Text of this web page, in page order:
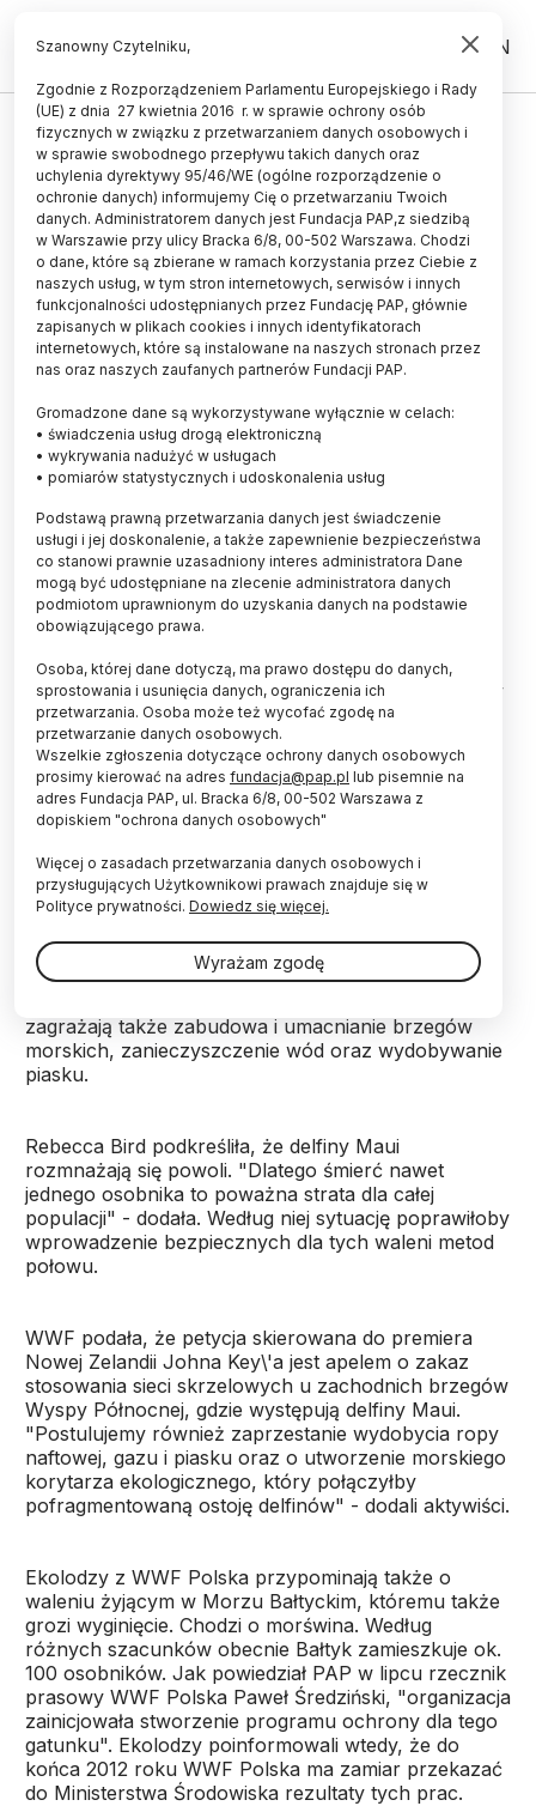
PL EN
WWF apeluje o ochronę delfinów
Maui
31.08.2012
aktualizacja: 31.08.2012
2 minuty czytania
Fot. Fotolia
Organizacja ekologiczna WWF zachęca do
podpisania się pod petycją skierowaną do
premiera Nowej Zelandii ws. ratowania
najmniejszych i najrzadszych waleni na świecie -
świecie żyje tylko 55 osobników tego gatunku.
Cytowana przez organizację Rebecca Bird z
nowozelandzkiego WWF wyjaśniła, drastyczny
przyłowem, czyli zaplątywaniem się waleni w sieci
rybackie. "Populacja została zdziesiątkowana, gdy w
rybołówstwie zaczęto stosować sieci skrzelowe (...)
Delfiny nie są w stanie wykryć cienkich, delikatnych
sieci i padają ofiarą przyłowu" - dodała Bird.
Ekolodzy przypomnieli, że w latach 70. u
zachodnich wybrzeży nowozelandzkiej Wyspy
Północnej żyło ponad 1500 delfinów Maui. Alarmują,
że przedstawiciele tego gatunku mogą wyginąć już
który realizowany jest od 2008 roku, na części
terytorium delfinów dozwolone jest stawianie sieci
zagrażają także zabudowa i umacnianie brzegów
morskich, zanieczyszczenie wód oraz wydobywanie
piasku.
Rebecca Bird podkreśliła, że delfiny Maui
rozmnażają się powoli. "Dlatego śmierć nawet
jednego osobnika to poważna strata dla całej
populacji" - dodała. Według niej sytuację poprawiłoby
wprowadzenie bezpiecznych dla tych waleni metod
połowu.
WWF podała, że petycja skierowana do premiera
Nowej Zelandii Johna Key\'a jest apelem o zakaz
stosowania sieci skrzelowych u zachodnich brzegów
Wyspy Północnej, gdzie występują delfiny Maui.
"Postulujemy również zaprzestanie wydobycia ropy
naftowej, gazu i piasku oraz o utworzenie morskiego
korytarza ekologicznego, który połączyłby
pofragmentowaną ostoję delfinów" - dodali aktywiści.
Ekolodzy z WWF Polska przypominają także o
waleniu żyjącym w Morzu Bałtyckim, któremu także
grozi wyginięcie. Chodzi o morświna. Według
różnych szacunków obecnie Bałtyk zamieszkuje ok.
100 osobników. Jak powiedział PAP w lipcu rzecznik
prasowy WWF Polska Paweł Średziński, "organizacja
zainicjowała stworzenie programu ochrony dla tego
gatunku". Ekolodzy poinformowali wtedy, że do
końca 2012 roku WWF Polska ma zamiar przekazać
do Ministerstwa Środowiska rezultaty tych prac.
Szanowny Czytelniku,
Zgodnie z Rozporządzeniem Parlamentu Europejskiego i Rady
(UE) z dnia 27 kwietnia 2016 r. w sprawie ochrony osób
fizycznych w związku z przetwarzaniem danych osobowych i
w sprawie swobodnego przepływu takich danych oraz
uchylenia dyrektywy 95/46/WE (ogólne rozporządzenie o
ochronie danych) informujemy Cię o przetwarzaniu Twoich
danych. Administratorem danych jest Fundacja PAP,z siedzibą
w Warszawie przy ulicy Bracka 6/8, 00-502 Warszawa. Chodzi
o dane, które są zbierane w ramach korzystania przez Ciebie z
naszych usług, w tym stron internetowych, serwisów i innych
funkcjonalności udostępnianych przez Fundację PAP, głównie
zapisanych w plikach cookies i innych identyfikatorach
internetowych, które są instalowane na naszych stronach przez
nas oraz naszych zaufanych partnerów Fundacji PAP.
Gromadzone dane są wykorzystywane wyłącznie w celach:
• świadczenia usług drogą elektroniczną
• wykrywania nadużyć w usługach
• pomiarów statystycznych i udoskonalenia usług
Podstawą prawną przetwarzania danych jest świadczenie
usługi i jej doskonalenie, a także zapewnienie bezpieczeństwa
co stanowi prawnie uzasadniony interes administratora Dane
mogą być udostępniane na zlecenie administratora danych
podmiotom uprawnionym do uzyskania danych na podstawie
obowiązującego prawa.
Osoba, której dane dotyczą, ma prawo dostępu do danych,
sprostowania i usunięcia danych, ograniczenia ich
przetwarzania. Osoba może też wycofać zgodę na
przetwarzanie danych osobowych.
Wszelkie zgłoszenia dotyczące ochrony danych osobowych
prosimy kierować na adres fundacja@pap.pl lub pisemnie na
adres Fundacja PAP, ul. Bracka 6/8, 00-502 Warszawa z
dopiskiem "ochrona danych osobowych"
Więcej o zasadach przetwarzania danych osobowych i
przysługujących Użytkownikowi prawach znajduje się w
Polityce prywatności. Dowiedz się więcej.
Wyrażam zgodę